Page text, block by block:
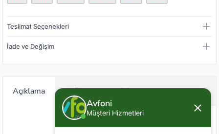
Teslimat Seçenekleri
İade ve Değişim
Açıklama Değerlendirme (0)
Avfoni
Müşteri Hizmetleri